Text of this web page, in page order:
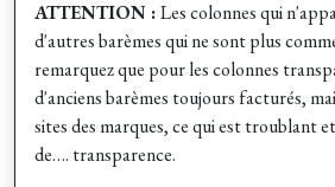
ATTENTION :Les colonnes qui
d'autres barèmes qui ne sont plus
remarquez que pour les colonnes
d'anciens barèmes toujours facturés,
sites des marques, ce qui est troublant
de…. transparence.